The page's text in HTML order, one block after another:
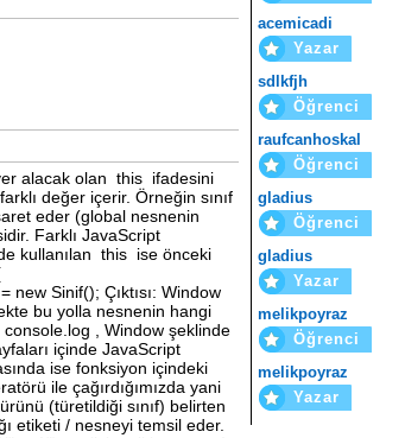
alacak olan this ifadesini
değer içerir. Örneğin sınıf
eder (global nesnenin
Farklı JavaScript
kullanılan this ise önceki
Sinif(); Çıktısı: Window
bu yolla nesnenin hangi
console.log , Window şeklinde
içinde JavaScript
ise fonksiyon içindeki
ile çağırdığımızda yani
(türetildiği sınıf) belirten
etiketi / nesneyi temsil eder.
acemicadi
Yazar
sdlkfjh
Öğrenci
raufcanhoskal
Öğrenci
gladius
Öğrenci
gladius
Yazar
melikpoyraz
Öğrenci
melikpoyraz
Yazar